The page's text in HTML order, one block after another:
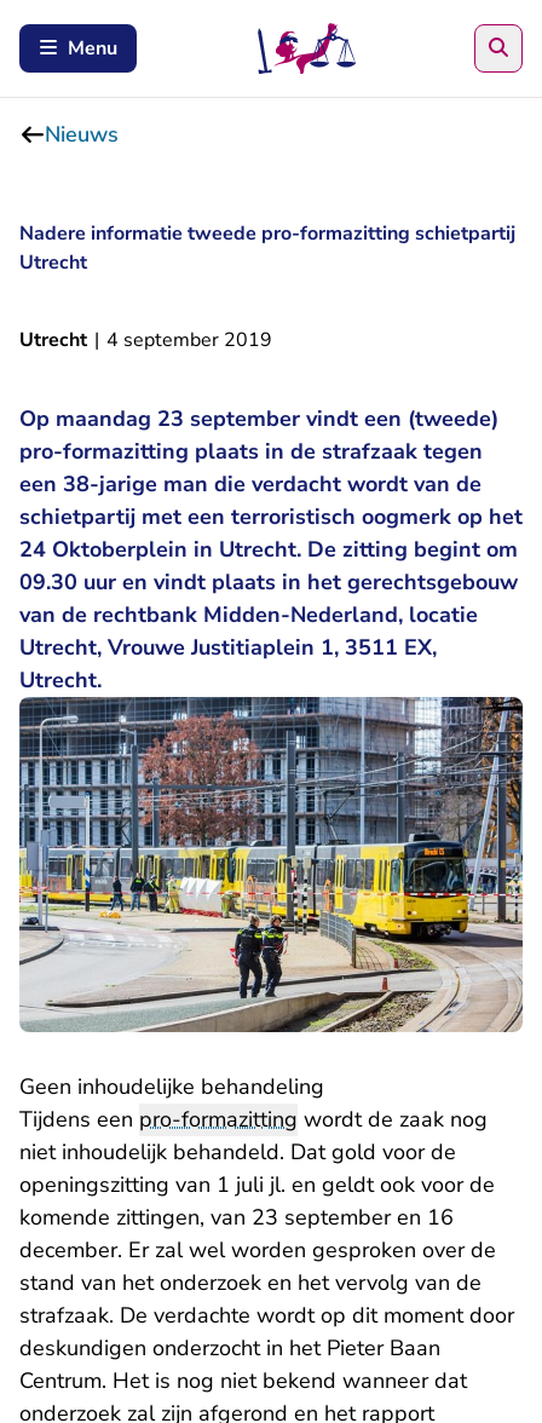
Menu
Nieuws
Nadere informatie tweede pro-formazitting schietpartij
Utrecht
Utrecht | 4 september 2019
Op maandag 23 september vindt een (tweede)
pro-formazitting plaats in de strafzaak tegen
een 38-jarige man die verdacht wordt van de
schietpartij met een terroristisch oogmerk op het
24 Oktoberplein in Utrecht. De zitting begint om
09.30 uur en vindt plaats in het gerechtsgebouw
van de rechtbank Midden-Nederland, locatie
Utrecht, Vrouwe Justitiaplein 1, 3511 EX,
Utrecht.
Geen inhoudelijke behandeling
Tijdens een pro-formazitting wordt de zaak nog
niet inhoudelijk behandeld. Dat gold voor de
openingszitting van 1 juli jl. en geldt ook voor de
komende zittingen, van 23 september en 16
december. Er zal wel worden gesproken over de
stand van het onderzoek en het vervolg van de
strafzaak. De verdachte wordt op dit moment door
deskundigen onderzocht in het Pieter Baan
Centrum. Het is nog niet bekend wanneer dat
onderzoek zal zijn afgerond en het rapport